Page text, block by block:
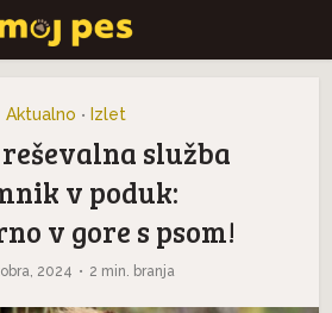
Aktualno • Izlet
služba
v poduk:
v gore s psom!
2024 2 min. branja